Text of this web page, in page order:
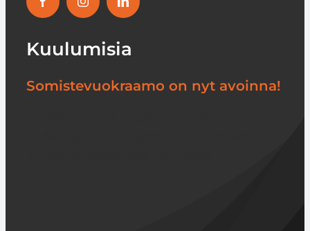
Kuulumisia
Somistevuokraamo on nyt avoinna!